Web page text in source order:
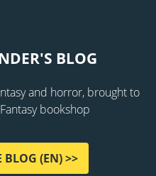
BLOG
and horror, brought to
bookshop
BLOG (EN) >>